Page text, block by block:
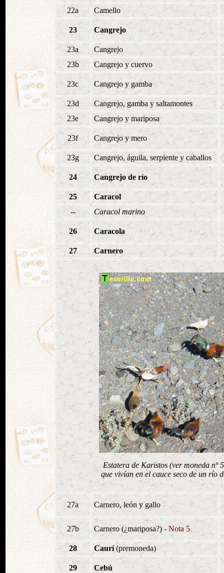
22a Camello
23 Cangrejo
23a
Cangrejo
23b
Cangrejo y cuervo
23c Cangrejo y gamba
23d
Cangrejo, gamba y saltamontes
23e
Cangrejo y mariposa
23f Cangrejo y mero
23g Cangrejo, águila, serpiente y caballos
24 Cangrejo de río
25
Caracol
--
Caracol marino
26 Caracola
27 Carnero
Estatera de Karistos (ver moneda nº
que vivían en el cauce seco de un río
27a Carnero, león y gallo
27b Carnero (¿mariposa?) - Nota 5
28 Caurí(premoneda)
29 Cebú